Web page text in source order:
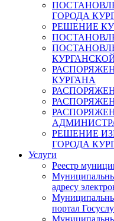
ГОРОДА
РЕШЕНИЕ
КУРГАНА
РЕШЕНИЕ
ГОРОДА
Услуги
Реестр
адресу
портал